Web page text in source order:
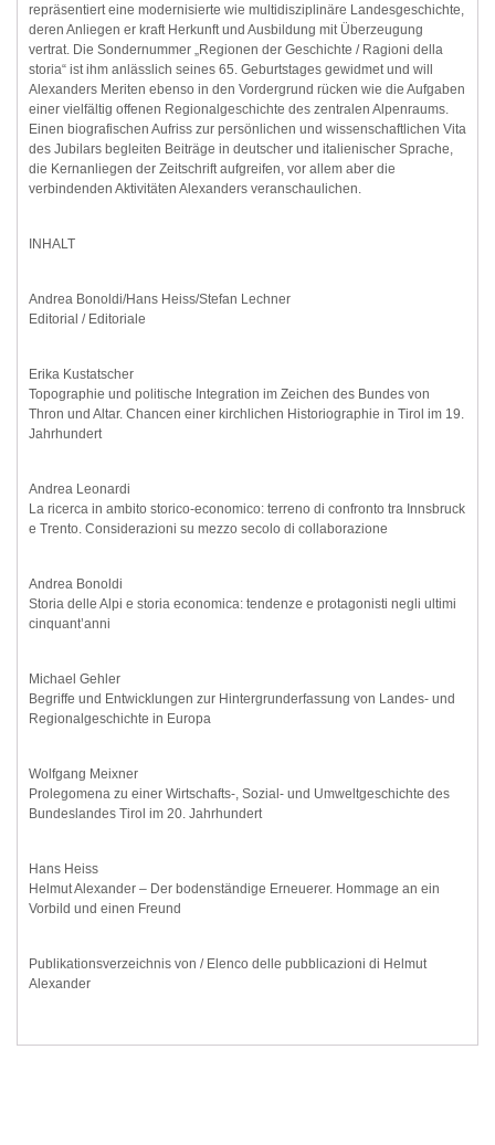
repräsentiert eine modernisierte wie multidisziplinäre Landesgeschichte,
deren Anliegen er kraft Herkunft und Ausbildung mit Überzeugung
vertrat. Die Sondernummer „Regionen der Geschichte / Ragioni della
storia“ ist ihm anlässlich seines 65. Geburtstages gewidmet und will
Alexanders Meriten ebenso in den Vordergrund rücken wie die Aufgaben
einer vielfältig offenen Regionalgeschichte des zentralen Alpenraums.
Einen biografischen Aufriss zur persönlichen und wissenschaftlichen Vita
des Jubilars begleiten Beiträge in deutscher und italienischer Sprache,
die Kernanliegen der Zeitschrift aufgreifen, vor allem aber die
verbindenden Aktivitäten Alexanders veranschaulichen.
INHALT
Andrea Bonoldi/Hans Heiss/Stefan Lechner
Editorial / Editoriale
Erika Kustatscher
Topographie und politische Integration im Zeichen des Bundes von
Thron und Altar. Chancen einer kirchlichen Historiographie in Tirol im 19.
Jahrhundert
Andrea Leonardi
La ricerca in ambito storico-economico: terreno di confronto tra Innsbruck
e Trento. Considerazioni su mezzo secolo di collaborazione
Andrea Bonoldi
Storia delle Alpi e storia economica: tendenze e protagonisti negli ultimi
cinquant’anni
Michael Gehler
Begriffe und Entwicklungen zur Hintergrunderfassung von Landes- und
Regionalgeschichte in Europa
Wolfgang Meixner
Prolegomena zu einer Wirtschafts-, Sozial- und Umweltgeschichte des
Bundeslandes Tirol im 20. Jahrhundert
Hans Heiss
Helmut Alexander – Der bodenständige Erneuerer. Hommage an ein
Vorbild und einen Freund
Publikationsverzeichnis von / Elenco delle pubblicazioni di Helmut
Alexander